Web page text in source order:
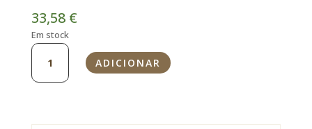
33,58 €
Em stock
Quantidade
Cama
ADICIONAR